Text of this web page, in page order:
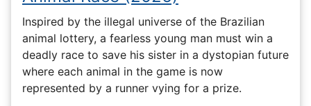
Inspired by the illegal universe of the Brazilian
animal lottery, a fearless young man must win a
deadly race to save his sister in a dystopian future
where each animal in the game is now
represented by a runner vying for a prize.